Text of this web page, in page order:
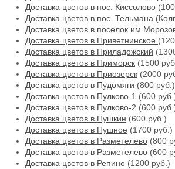
Доставка цветов в пос. Киссолово
Доставка цветов в пос. Тельмана
Доставка цветов в поселок
Доставка цветов в Приветнинское
Доставка цветов в Приладожский
Доставка цветов в Приморск (1500
Доставка цветов в Приозерск (2000
Доставка цветов в Пудомяги (800 руб.)
Доставка цветов в Пулково-1 (600
Доставка цветов в Пулково-2 (600
Доставка цветов в Пушкин (600 руб.)
Доставка цветов в Пушное (1700 руб.)
Доставка цветов в Разметелево (800
Доставка цветов в Разметелево (600
Доставка цветов в Репино (1200 руб.)